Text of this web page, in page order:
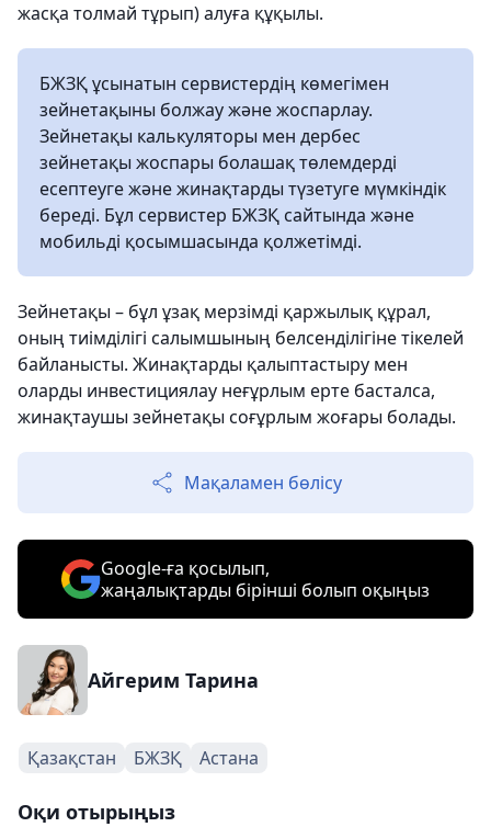
жасқа толмай тұрып) алуға құқылы.
БЖЗҚ ұсынатын сервистердің көмегімен
зейнетақыны болжау және жоспарлау.
Зейнетақы калькуляторы мен дербес
зейнетақы жоспары болашақ төлемдерді
есептеуге және жинақтарды түзетуге мүмкіндік
береді. Бұл сервистер БЖЗҚ сайтында және
мобильді қосымшасында қолжетімді.
Зейнетақы – бұл ұзақ мерзімді қаржылық құрал,
оның тиімділігі салымшының белсенділігіне тікелей
байланысты. Жинақтарды қалыптастыру мен
оларды инвестициялау неғұрлым ерте басталса,
жинақтаушы зейнетақы соғұрлым жоғары болады.
Мақаламен бөлісу
Google-ға қосылып,
жаңалықтарды бірінші болып оқыңыз
Айгерим Тарина
Қазақстан БЖЗҚ Астана
Оқи отырыңыз